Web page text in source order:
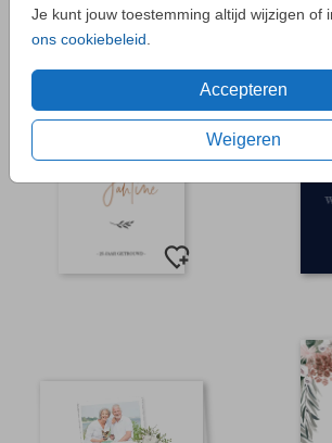
Je kunt jouw toestemming altijd wijzigen of
ons cookiebeleid
Accepteren
Weigeren